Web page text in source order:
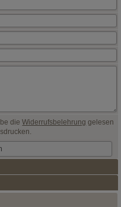
dieWiderrufsbelehrung gelesen